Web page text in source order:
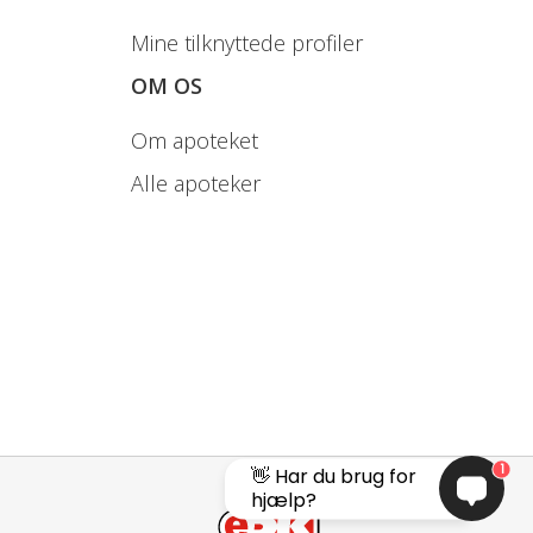
Mine tilknyttede profiler
OM OS
Om apoteket
Alle apoteker
👋 Har du brug for
hjælp?
1